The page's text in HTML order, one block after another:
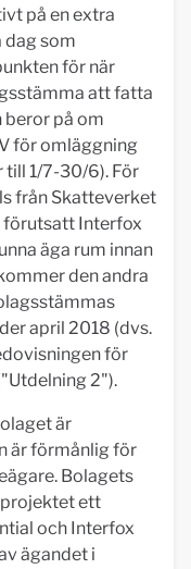
på en extra
dag som
för när
att fatta
beror på om
för omläggning
till 1/7-30/6). För
från Skatteverket
förutsatt Interfox
äga rum innan
den andra
april 2018 (dvs.
för
2").
är
är förmånlig för
Bolagets
ett
och Interfox
ägandet i